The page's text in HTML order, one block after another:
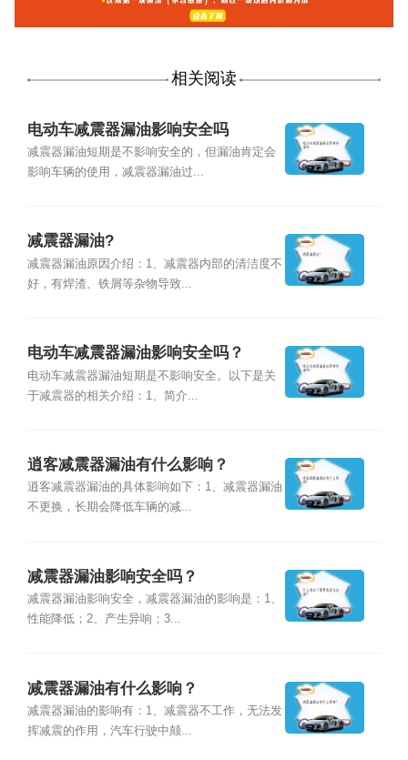
相关阅读
电动车减震器漏油影响安全吗
减震器漏油短期是不影响安全的，但漏油肯定会
影响车辆的使用，减震器漏油过...
减震器漏油?
减震器漏油原因介绍：1、减震器内部的清洁度不
好，有焊渣、铁屑等杂物导致...
电动车减震器漏油影响安全吗？
电动车减震器漏油短期是不影响安全。以下是关
于减震器的相关介绍：1、简介...
逍客减震器漏油有什么影响？
逍客减震器漏油的具体影响如下：1、减震器漏油
不更换，长期会降低车辆的减...
减震器漏油影响安全吗？
减震器漏油影响安全，减震器漏油的影响是：1、
性能降低；2、产生异响；3...
减震器漏油有什么影响？
减震器漏油的影响有：1、减震器不工作，无法发
挥减震的作用，汽车行驶中颠...